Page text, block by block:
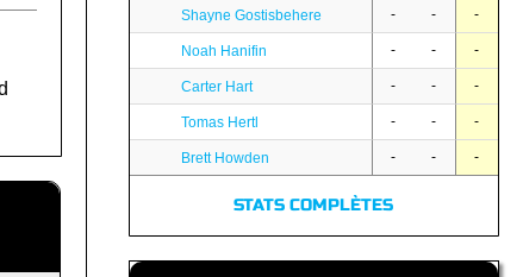
Shayne Gostisbehere - - -
Noah Hanifin - - -
Carter Hart - - -
Tomas Hertl - - -
Brett Howden - - -
STATS COMPLÈTES